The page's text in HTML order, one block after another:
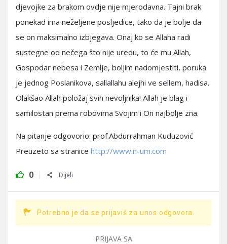
djevojke za brakom ovdje nije mjerodavna. Tajni brak
ponekad ima neželjene posljedice, tako da je bolje da
se on maksimalno izbjegava. Onaj ko se Allaha radi
sustegne od nečega što nije uredu, to će mu Allah,
Gospodar nebesa i Zemlje, boljim nadomjestiti, poruka
je jednog Poslanikova, sallallahu alejhi ve sellem, hadisa.
Olakšao Allah položaj svih nevoljnika! Allah je blag i
samilostan prema robovima Svojim i On najbolje zna.
Na pitanje odgovorio: prof.Abdurrahman Kuduzović
Preuzeto sa stranice http://www.n-um.com
0 Dijeli
Potrebno je da se prijaviš za unos odgovora.
PRIJAVA SA